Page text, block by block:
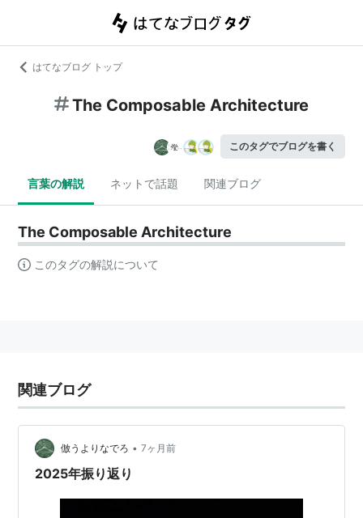
はてなブログ トップ
The Composable Architecture
このタグでブログを書く
言葉の解説 ネットで話題 関連ブログ
The Composable Architecture
このタグの解説について
関連ブログ
倣うよりなでろ • 7ヶ月前
2025年振り返り